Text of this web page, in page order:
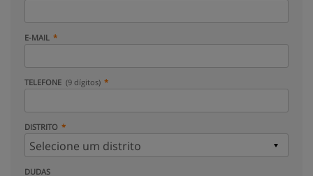
E-MAIL
TELEFONE (9 dígitos)
DISTRITO
DUDAS